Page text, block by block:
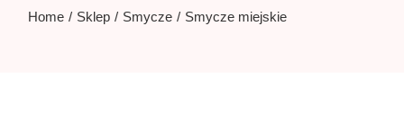
Home Sklep Smycze Smycze miejskie